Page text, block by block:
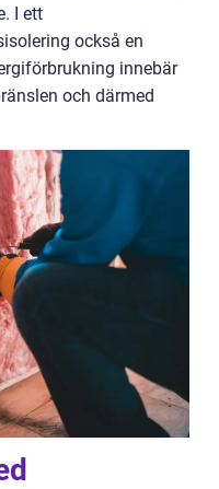
I ett
också en
innebär
och därmed